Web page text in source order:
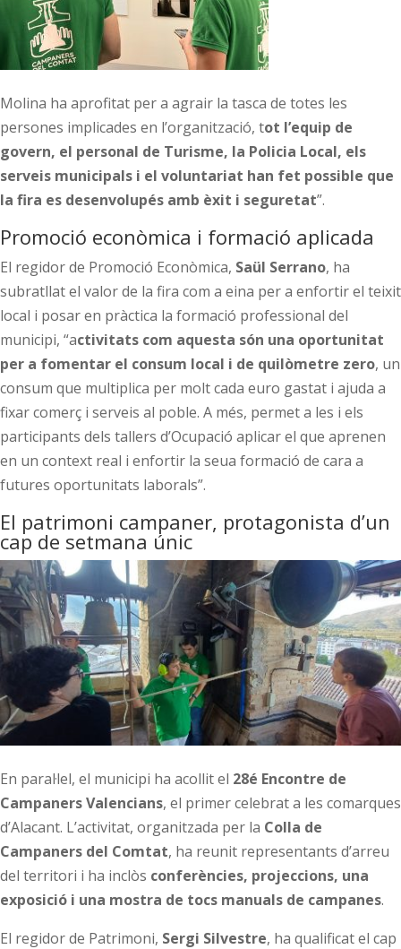
Molina ha aprofitat per a agrair la tasca de totes les
persones implicades en l’organització, tot l’equip de
govern, el personal de Turisme, la Policia Local, els
serveis municipals i el voluntariat han fet possible que
la fira es desenvolupés amb èxit i seguretat”.
Promoció econòmica i formació aplicada
El regidor de Promoció Econòmica, Saül Serrano, ha
subratllat el valor de la fira com a eina per a enfortir el teixit
local i posar en pràctica la formació professional del
municipi, “activitats com aquesta són una oportunitat
per a fomentar el consum local i de quilòmetre zero, un
consum que multiplica per molt cada euro gastat i ajuda a
fixar comerç i serveis al poble. A més, permet a les i els
participants dels tallers d’Ocupació aplicar el que aprenen
en un context real i enfortir la seua formació de cara a
futures oportunitats laborals”.
El patrimoni campaner, protagonista d’un
cap de setmana únic
En paral·lel, el municipi ha acollit el 28é Encontre de
Campaners Valencians, el primer celebrat a les comarques
d’Alacant. L’activitat, organitzada per la Colla de
Campaners del Comtat, ha reunit representants d’arreu
del territori i ha inclòs conferències, projeccions, una
exposició i una mostra de tocs manuals de campanes.
El regidor de Patrimoni, Sergi Silvestre, ha qualificat el cap